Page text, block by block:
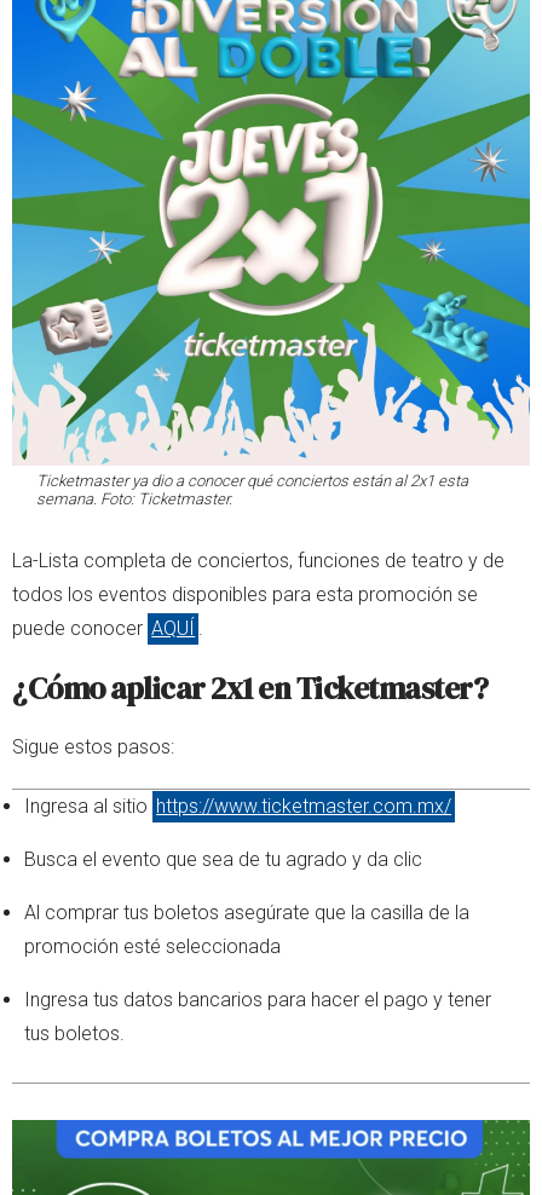
Ticketmaster ya dio a conocer qué conciertos están al 2x1 esta
semana. Foto: Ticketmaster.
La-Lista completa de conciertos, funciones de teatro y de
todos los eventos disponibles para esta promoción se
puede conocer AQUÍ .
¿Cómo aplicar 2x1 en Ticketmaster?
Sigue estos pasos:
Ingresa al sitio https://www.ticketmaster.com.mx/
Busca el evento que sea de tu agrado y da clic
Al comprar tus boletos asegúrate que la casilla de la
promoción esté seleccionada
Ingresa tus datos bancarios para hacer el pago y tener
tus boletos.